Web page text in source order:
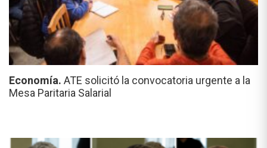
Economía. ATE solicitó la convocatoria urgente a la
Mesa Paritaria Salarial